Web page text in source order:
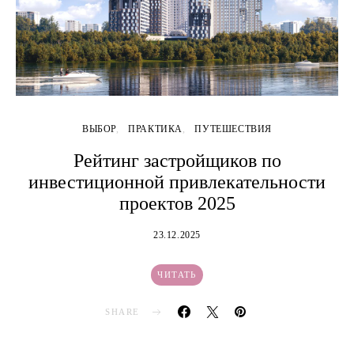
ВЫБОР ПРАКТИКА ПУТЕШЕСТВИЯ
Рейтинг застройщиков по
инвестиционной привлекательности
проектов 2025
23.12.2025
ЧИТАТЬ
SHARE